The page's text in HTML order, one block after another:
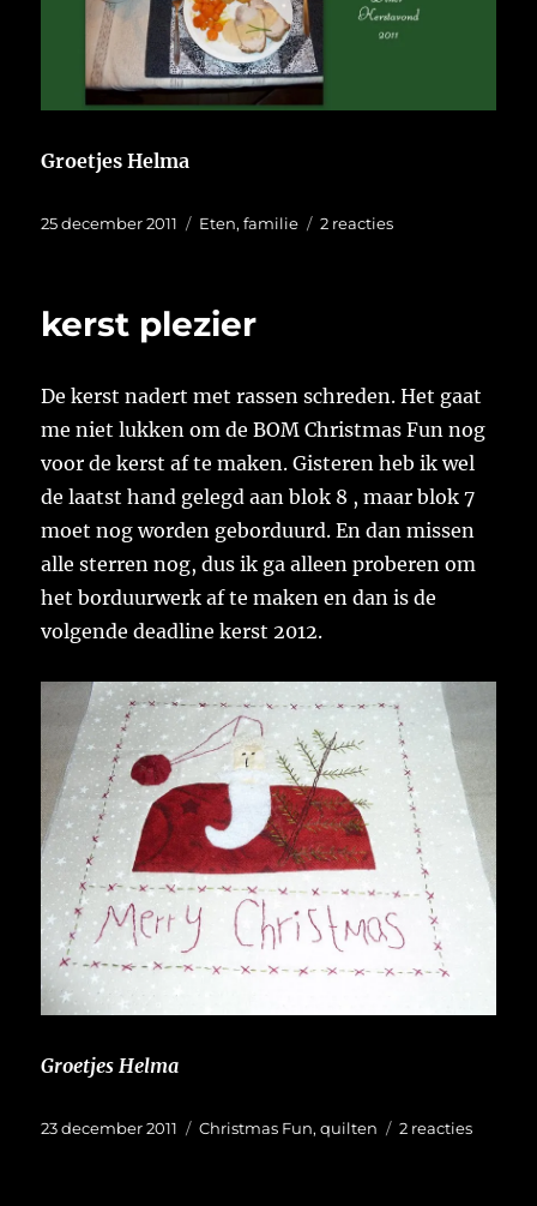
Groetjes Helma
Geplaatst
25 december 2011 Categorieën
Eten,familie 2 reactiesop
kerst plezier
De kerst nadert met rassen schreden. Het gaat
me niet lukken om de BOM Christmas Fun nog
voor de kerst af te maken. Gisteren heb ik wel
de laatst hand gelegd aan blok 8 , maar blok 7
moet nog worden geborduurd. En dan missen
alle sterren nog, dus ik ga alleen proberen om
het borduurwerk af te maken en dan is de
volgende deadline kerst 2012.
Groetjes Helma
Geplaatst
23 december 2011 Categorieën
Christmas Fun,quilten 2 reactiesop